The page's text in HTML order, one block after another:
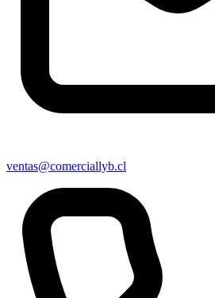
ventas@comerciallyb.cl